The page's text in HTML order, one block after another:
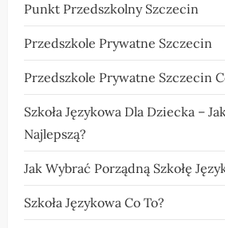
Punkt Przedszkolny Szczecin
Przedszkole Prywatne Szczecin
Przedszkole Prywatne Szczecin
Szkoła Językowa Dla Dziecka –
Najlepszą?
Jak Wybrać Porządną Szkołę
Szkoła Językowa Co To?